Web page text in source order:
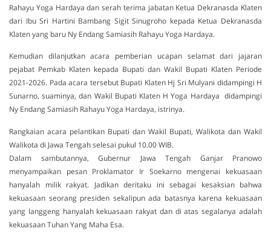
Rahayu Yoga Hardaya dan serah terima jabatan Ketua Dekranasda Klaten
dari Ibu Sri Hartini Bambang Sigit Sinugroho kepada Ketua Dekranasda
Klaten yang baru Ny Endang Samiasih Rahayu Yoga Hardaya.
Kemudian dilanjutkan acara pemberian ucapan selamat dari jajaran
pejabat Pemkab Klaten kepada Bupati dan Wakil Bupati Klaten Periode
2021-2026. Pada acara tersebut Bupati Klaten Hj Sri Mulyani didampingi H
Sunarno, suaminya, dan Wakil Bupati Klaten H Yoga Hardaya didampingi
Ny Endang Samiasih Rahayu Yoga Hardaya, istrinya.
Rangkaian acara pelantikan Bupati dan Wakil Bupati, Walikota dan Wakil
Walikota di Jawa Tengah selesai pukul 10.00 WIB.
Dalam sambutannya, Gubernur Jawa Tengah Ganjar Pranowo
menyampaikan pesan Proklamator Ir Soekarno mengenai kekuasaan
hanyalah milik rakyat. Jadikan deritaku ini sebagai kesaksian bahwa
kekuasaan seorang presiden sekalipun ada batasnya karena kekuasaan
yang langgeng hanyalah kekuasaan rakyat dan di atas segalanya adalah
kekuasaan Tuhan Yang Maha Esa.